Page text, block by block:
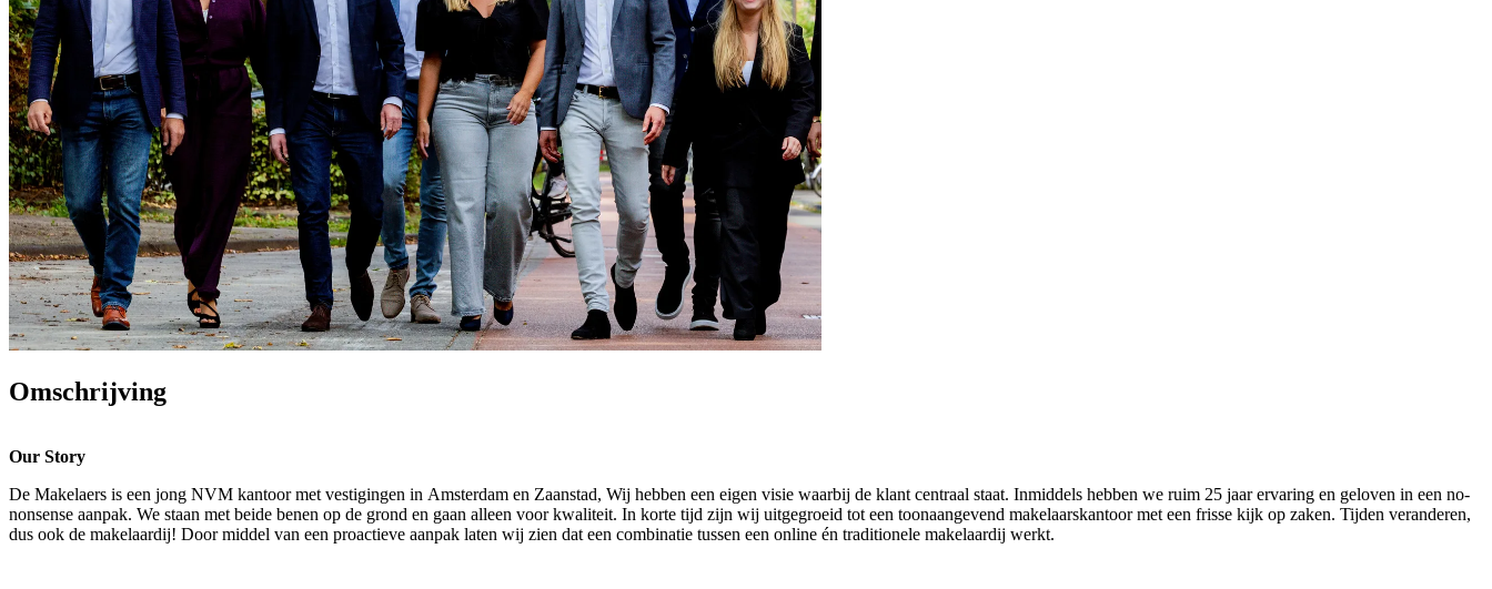
Omschrijving
Our Story
De Makelaers is een jong NVM kantoor met vestigingen in Amsterdam en Zaanstad, Wij hebben een eigen visie waarbij de klant centraal staat. Inmiddels hebben we ruim 25 jaar ervaring en geloven in een no-
nonsense aanpak. We staan met beide benen op de grond en gaan alleen voor kwaliteit. In korte tijd zijn wij uitgegroeid tot een toonaangevend makelaarskantoor met een frisse kijk op zaken. Tijden veranderen,
dus ook de makelaardij! Door middel van een proactieve aanpak laten wij zien dat een combinatie tussen een online én traditionele makelaardij werkt.